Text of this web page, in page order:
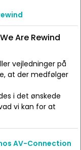
Are Rewind
vejledninger på
at der medfølger
i det ønskede
vi kan for at
AV-Connection